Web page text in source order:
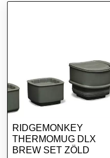
RIDGEMONKEY
THERMOMUG DLX
BREW SET ZÖLD